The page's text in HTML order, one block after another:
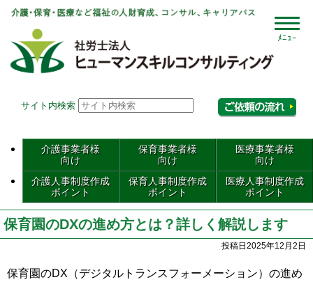
サイト内検索
介護事業者様
向け
保育事業者様
向け
医療事業者様
向け
介護人事制度作成
ポイント
保育人事制度作成
ポイント
医療人事制度作成
ポイント
保育園のDXの進め方とは？詳しく解説します
投稿日2025年12月2日
保育園のDX（デジタルトランスフォーメーション）の進め